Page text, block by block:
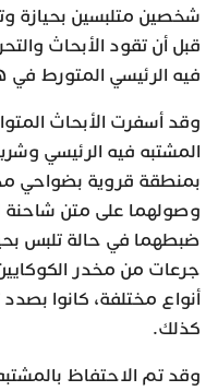
قبل أن تقود الأبحاث
فيه الرئيسي المتورط في
وقد أسفرت الأبحاث
المشتبه فيه الرئيسي
بمنطقة قروية بضواحي
وصولهما على متن شاحنة
ضبطهما في حالة تلبس
أنواع مختلفة، كانوا
كذلك.
وقد تم الاحتفاظ